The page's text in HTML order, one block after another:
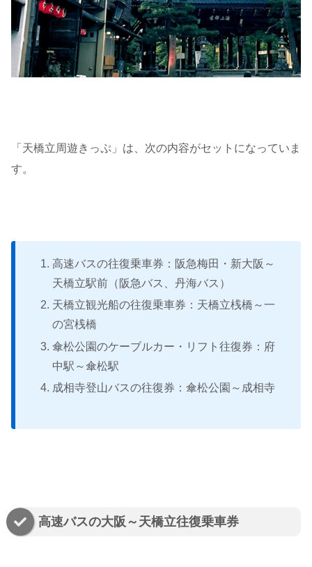
「天橋立周遊きっぷ」は、次の内容がセットになっていま
す。
高速バスの往復乗車券：阪急梅田・新大阪～
天橋立駅前（阪急バス、丹海バス）
天橋立観光船の往復乗車券：天橋立桟橋～一
の宮桟橋
傘松公園のケーブルカー・リフト往復券：府
中駅～傘松駅
成相寺登山バスの往復券：傘松公園～成相寺
高速バスの大阪～天橋立往復乗車券